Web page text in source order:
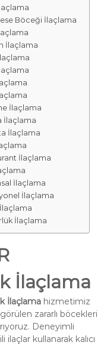
Böceği İlaçlama
İlaçlama
İlaçlama
İlaçlama
İlaçlama
İlaçlama
İlaçlama
İlaçlama
İlaçlama
İlaçlama
İlaçlama
İlaçlamahizmetimiz
zararlı böcekleri
Deneyimli
kullanarak kalıcı